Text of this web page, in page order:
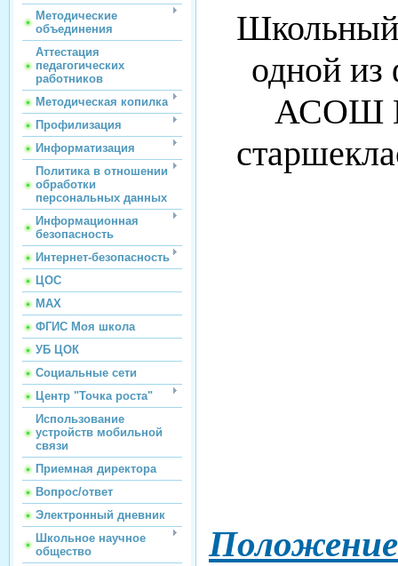
Методические
объединения
Аттестация
педагогических
работников
Методическая копилка
Профилизация
Информатизация
Политика в отношении
обработки
персональных данных
Информационная
безопасность
Интернет-безопасность
ЦОС
МАХ
ФГИС Моя школа
УБ ЦОК
Социальные сети
Центр "Точка роста"
Использование
устройств мобильной
связи
Приемная директора
Вопрос/ответ
Электронный дневник
Школьное научное
общество
Школьный
одной
АСОШ №
Положение